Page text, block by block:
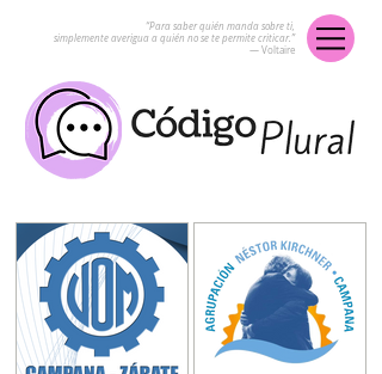
“Para saber quién manda sobre ti,
simplemente averigua a quién no se te permite criticar.”
― Voltaire